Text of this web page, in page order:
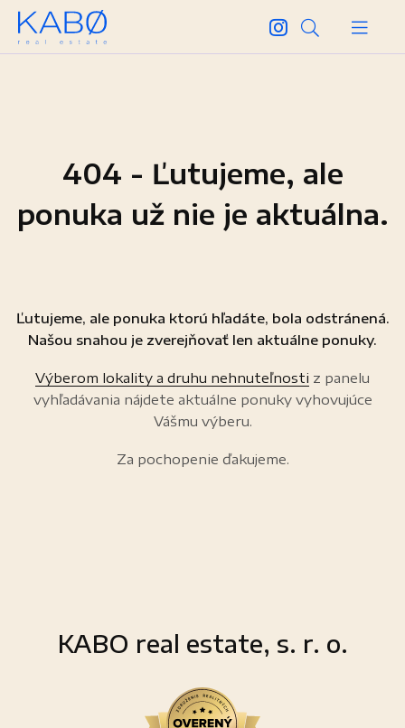
404 - Ľutujeme, ale
ponuka už nie je aktuálna.
Ľutujeme, ale ponuka ktorú hľadáte, bola odstránená.
Našou snahou je zverejňovať len aktuálne ponuky.
Výberom lokality a druhu nehnuteľnosti z panelu
vyhľadávania nájdete aktuálne ponuky vyhovujúce
Vášmu výberu.
Za pochopenie ďakujeme.
KABO real estate, s. r. o.